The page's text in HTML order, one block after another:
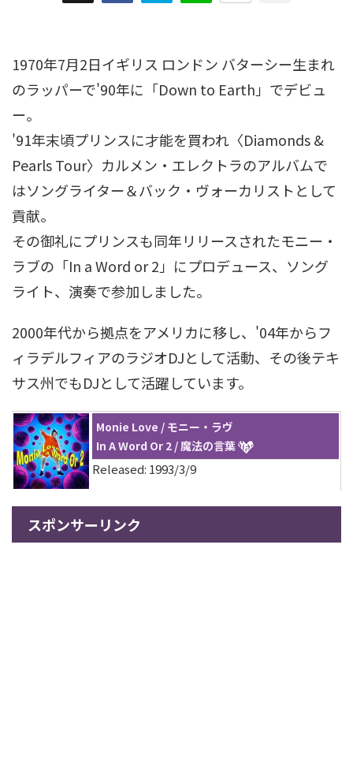
1970年7月2日イギリス ロンドン バターシー生まれ
のラッパーで'90年に「Down to Earth」でデビュ
ー。
'91年末頃プリンスに才能を買われ〈Diamonds &
Pearls Tour〉カルメン・エレクトラのアルバムで
はソングライター＆バック・ヴォーカリストとして
貢献。
その御礼にプリンスも同年リリースされたモニー・
ラブの「In a Word or 2」にプロデュース、ソング
ライト、演奏で参加しました。
2000年代から拠点をアメリカに移し、'04年からフ
ィラデルフィアのラジオDJとして活動、その後テキ
サス州でもDJとして活躍しています。
Monie Love / モニー・ラヴ
In A Word Or 2 / 魔法の言葉
Released: 1993/3/9
スポンサーリンク